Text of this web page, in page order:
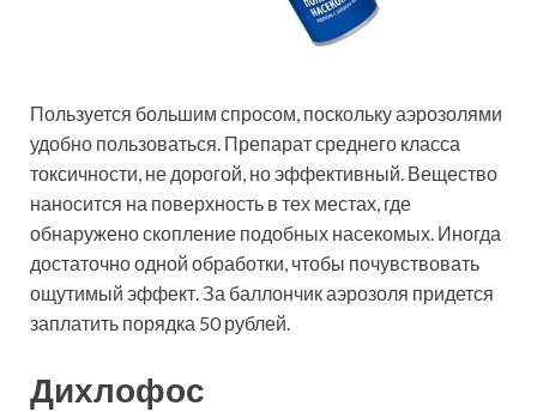
Пользуется большим спросом, поскольку аэрозолями
удобно пользоваться. Препарат среднего класса
токсичности, не дорогой, но эффективный. Вещество
наносится на поверхность в тех местах, где
обнаружено скопление подобных насекомых. Иногда
достаточно одной обработки, чтобы почувствовать
ощутимый эффект. За баллончик аэрозоля придется
заплатить порядка 50 рублей.
Дихлофос